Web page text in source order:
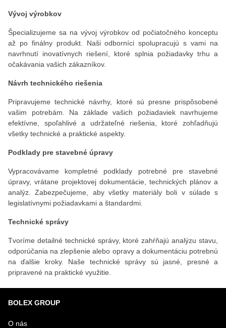
Vývoj výrobkov
Špecializujeme sa na vývoj výrobkov od počiatočného konceptu
až po finálny produkt. Naši odborníci spolupracujú s vami na
navrhnutí inovatívnych riešení, ktoré splnia požiadavky trhu a
očakávania vašich zákazníkov.
Návrh technického riešenia
Pripravujeme technické návrhy, ktoré sú presne prispôsobené
vašim potrebám. Na základe vašich požiadaviek navrhujeme
efektívne, spoľahlivé a udržateľné riešenia, ktoré zohľadňujú
všetky technické a praktické aspekty.
Podklady pre stavebné úpravy
Vypracovávame kompletné podklady potrebné pre stavebné
úpravy, vrátane projektovej dokumentácie, technických plánov a
analýz. Zabezpečujeme, aby všetky materiály boli v súlade s
legislatívnymi požiadavkami a štandardmi.
Technické správy
Tvoríme detailné technické správy, ktoré zahŕňajú analýzu stavu,
odporúčania na zlepšenie alebo opravy a dokumentáciu potrebnú
na ďalšie kroky. Naše technické správy sú jasné, presné a
pripravené na praktické využitie.
BOLEX GROUP
O nás